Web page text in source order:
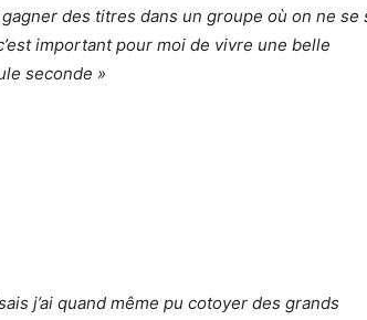
des titres dans un groupe où on ne se
important pour moi de vivre une belle
seconde »
j’ai quand même pu cotoyer des grands